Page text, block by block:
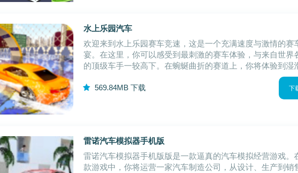
水上乐园汽车
欢迎来到水上乐园赛车竞速，这是一个充满速度与激情的赛
宴。在这里，你可以感受到最刺激的赛车体验，与来自世界
的顶级车手一较高下。在蜿蜒曲折的赛道上，你将体验到湿
轮胎与水面产生的独特摩擦力，感受赛车在水中飞驰的独特
力。水上乐园汽车游戏亮点1.创新的游戏
569.84MB 下载 下
雷诺汽车模拟器手机版
雷诺汽车模拟器手机版版是一款逼真的汽车模拟经营游戏。
款游戏中，你将运营一家汽车制造公司，从设计、生产到销